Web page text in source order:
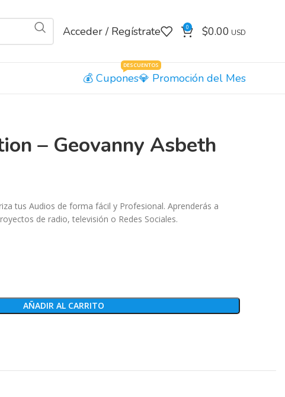
Acceder / Regístrate 0 $0.00
Cupones
DESCUENTOS
Promoción del Mes
– Geovanny Asbeth
tus Audios de forma fácil y Profesional. Aprenderás a
de radio, televisión o Redes Sociales.
AÑADIR AL CARRITO